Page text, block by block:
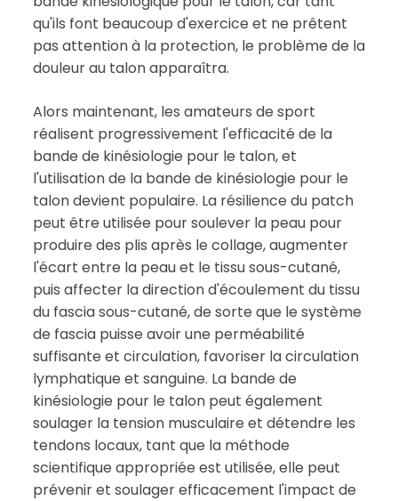
qu'ils font beaucoup d'exercice et ne prêtent
pas attention à la protection, le problème de la
douleur au talon apparaîtra.
Alors maintenant, les amateurs de sport
réalisent progressivement l'efficacité de la
bande de kinésiologie pour le talon, et
l'utilisation de la bande de kinésiologie pour le
talon devient populaire. La résilience du patch
peut être utilisée pour soulever la peau pour
produire des plis après le collage, augmenter
l'écart entre la peau et le tissu sous-cutané,
puis affecter la direction d'écoulement du tissu
du fascia sous-cutané, de sorte que le système
de fascia puisse avoir une perméabilité
suffisante et circulation, favoriser la circulation
lymphatique et sanguine. La bande de
kinésiologie pour le talon peut également
soulager la tension musculaire et détendre les
tendons locaux, tant que la méthode
scientifique appropriée est utilisée, elle peut
prévenir et soulager efficacement l'impact de